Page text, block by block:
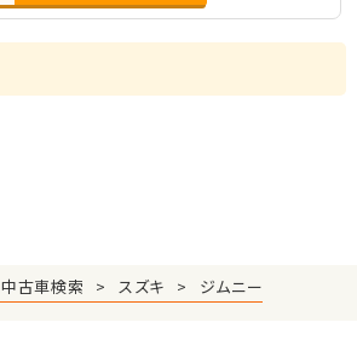
中古車検索 スズキ ジムニー